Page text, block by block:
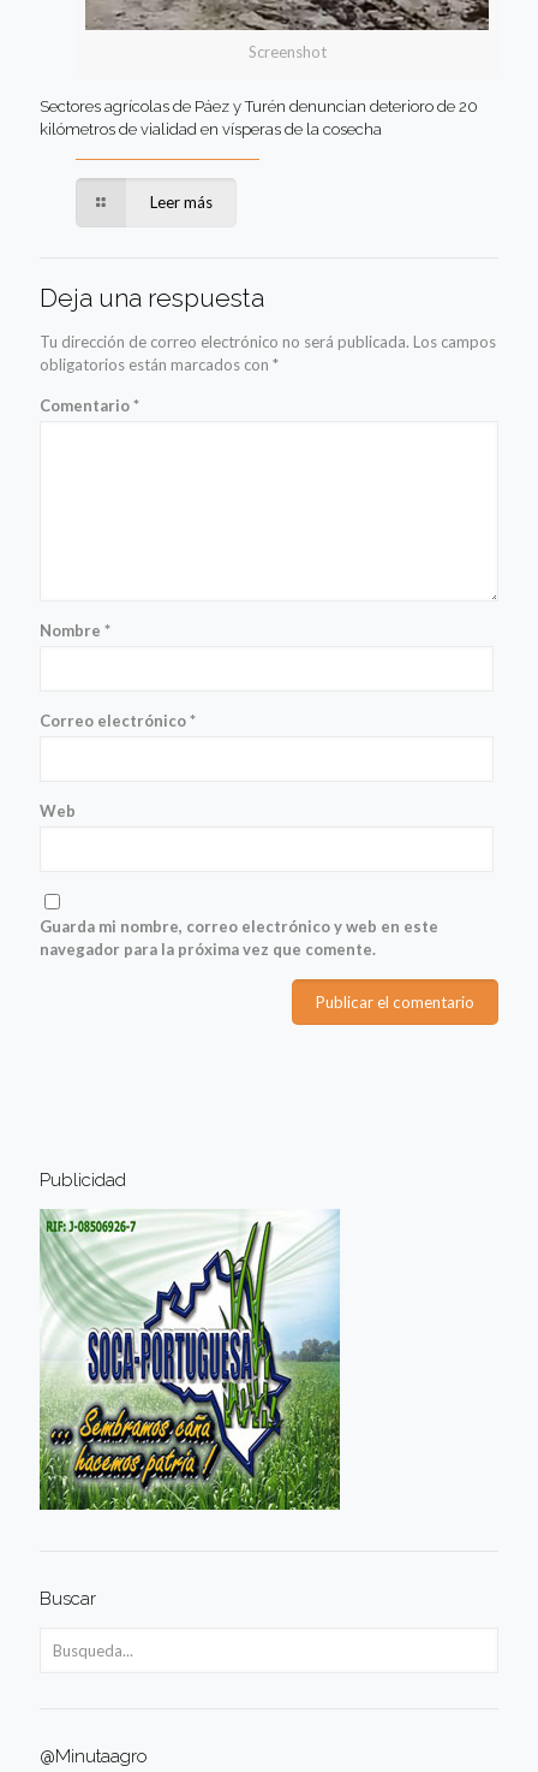
Screenshot
Sectores agrícolas de Páez y Turén denuncian deterioro de 20
kilómetros de vialidad en vísperas de la cosecha
Leer más
Deja una respuesta
Tu dirección de correo electrónico no será publicada. Los campos
obligatorios están marcados con *
Comentario*
Nombre *
Correo electrónico*
Web
Guarda mi nombre, correo electrónico y web en este
navegador para la próxima vez que comente.
Publicidad
Buscar
@Minutaagro